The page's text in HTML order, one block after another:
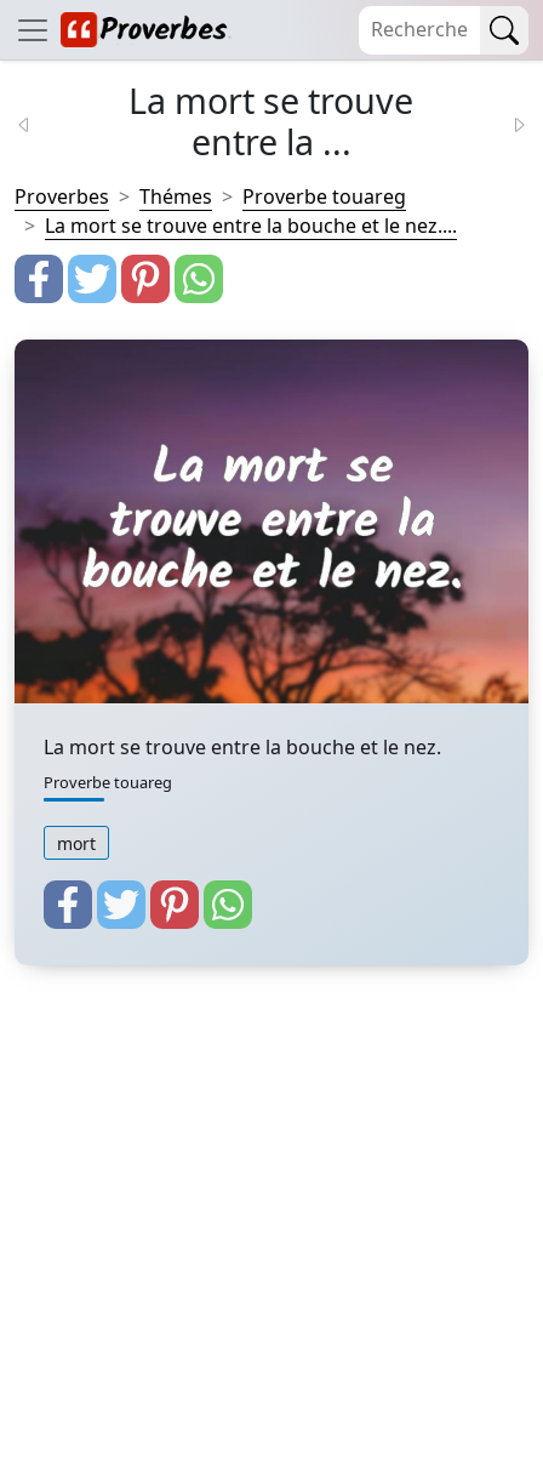
La mort se trouve
entre la ...
Proverbes Thémes
Proverbe touareg
La mort se trouve entre la bouche et le nez....
La mort se trouve entre la bouche et le nez.
Proverbe touareg
mort